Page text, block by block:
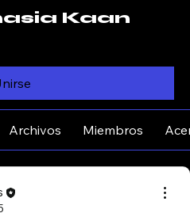
Kaan
Archivos Miembros